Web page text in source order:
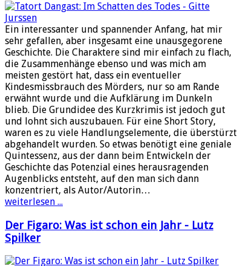
Ein interessanter und spannender Anfang, hat mir
sehr gefallen, aber insgesamt eine unausgegorene
Geschichte. Die Charaktere sind mir einfach zu flach,
die Zusammenhänge ebenso und was mich am
meisten gestört hat, dass ein eventueller
Kindesmissbrauch des Mörders, nur so am Rande
erwähnt wurde und die Aufklärung im Dunkeln
blieb. Die Grundidee des Kurzkrimis ist jedoch gut
und lohnt sich auszubauen. Für eine Short Story,
waren es zu viele Handlungselemente, die überstürzt
abgehandelt wurden. So etwas benötigt eine geniale
Quintessenz, aus der dann beim Entwickeln der
Geschichte das Potenzial eines herausragenden
Augenblicks entsteht, auf den man sich dann
konzentriert, als Autor/Autorin…
weiterlesen ...
Der Figaro: Was ist schon ein Jahr - Lutz
Spilker